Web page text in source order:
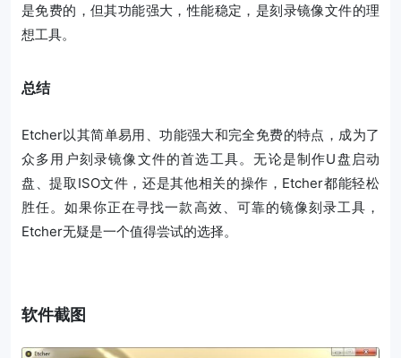
是免费的，但其功能强大，性能稳定，是刻录镜像文件的理
想工具。
总结
Etcher以其简单易用、功能强大和完全免费的特点，成为了
众多用户刻录镜像文件的首选工具。无论是制作U盘启动
盘、提取ISO文件，还是其他相关的操作，Etcher都能轻松
胜任。如果你正在寻找一款高效、可靠的镜像刻录工具，
Etcher无疑是一个值得尝试的选择。
软件截图